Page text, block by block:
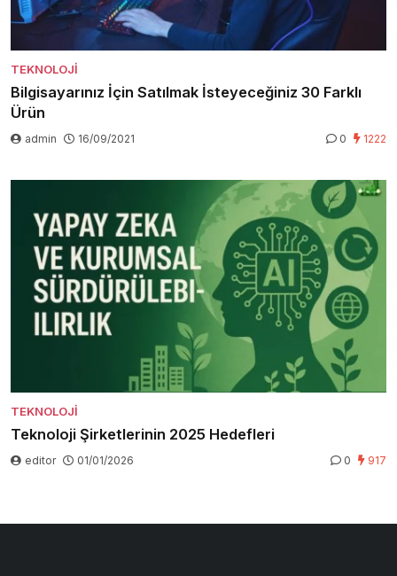
TEKNOLOJI
Bilgisayarınız İçin Satılmak İsteyeceğiniz 30 Farklı
Ürün
admin 16/09/2021 0 1222
TEKNOLOJI
Teknoloji Şirketlerinin 2025 Hedefleri
editor 01/01/2026 0 917